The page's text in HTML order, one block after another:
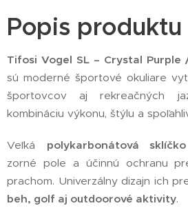
Popis produktu
Tifosi Vogel SL – Crystal
sú moderné športové okuliare
športovcov aj rekreačných
kombináciu výkonu, štýlu a
Veľká polykarbonátová
zorné pole a účinnú ochranu
prachom. Univerzálny dizajn ich
beh, golf aj outdoorové aktivity.